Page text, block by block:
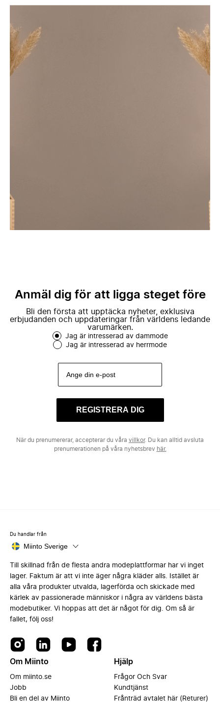
Anmäl dig för att ligga steget före
Bli den första att upptäcka nyheter, exklusiva
erbjudanden och uppdateringar från världens ledande
varumärken.
Jag är intresserad av dammode
Jag är intresserad av herrmode
REGISTRERA DIG
När du prenumererar, accepterar du våra villkor. Du kan alltid avsluta
prenumerationen på våra nyhetsbrev här.
Du handlar från
Miinto Sverige
Till skillnad från de flesta andra modeplattformar har vi inget
lager. Faktum är att vi inte äger några kläder alls. Istället är
alla våra produkter utvalda, lagerförda och skickade med
kärlek av passionerade människor i några av världens bästa
modebutiker. Vi hoppas att det är något för dig. Om så är
fallet, följ oss!
Om Miinto
Om miinto.se
Jobb
Bli en del av Miinto
Hjälp
Frågor Och Svar
Kundtjänst
Frånträd avtalet här (Returer)